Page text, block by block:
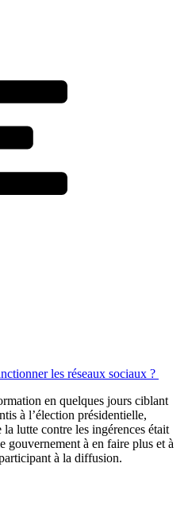
les réseaux sociaux ?
en quelques jours ciblant
à l’élection présidentielle,
lutte contre les ingérences était
gouvernement à en faire plus et à
à la diffusion.